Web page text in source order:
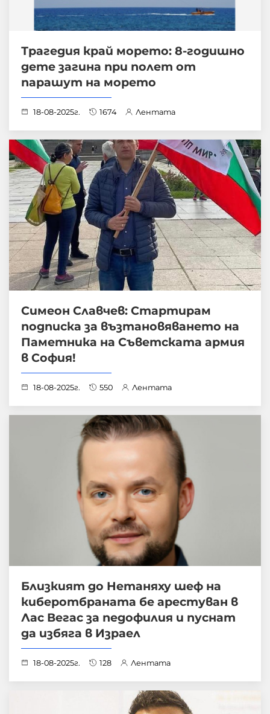
Трагедия край морето: 8-годишно
дете загина при полет от
парашут на морето
18-08-2025г. 1674 Лентата
Симеон Славчев: Стартирам
подписка за възтановяването на
Паметника на Съветската армия
в София!
18-08-2025г. 550 Лентата
Близкият до Нетаняху шеф на
киберотбраната бе арестуван в
Лас Вегас за педофилия и пуснат
да избяга в Израел
18-08-2025г. 128 Лентата